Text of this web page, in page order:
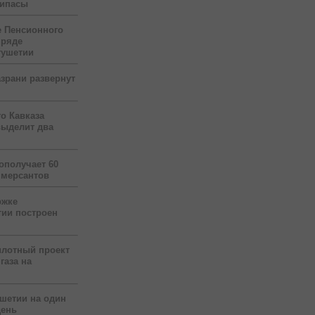
развернут
Кавказа
два
60
построен
проект
на
на один